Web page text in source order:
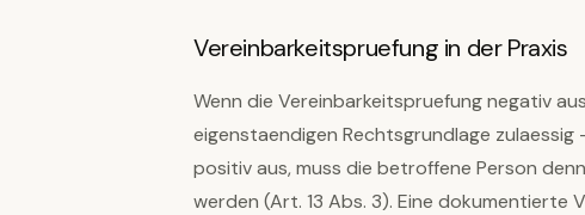
Vereinbarkeitspruefung in der Praxis
Wenn die Vereinbarkeitspruefung negativ
eigenstaendigen Rechtsgrundlage zulaessig
positiv aus, muss die betroffene Person
werden (Art. 13 Abs. 3). Eine dokumentierte